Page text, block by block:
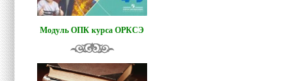
Модуль ОПК курса ОРКСЭ